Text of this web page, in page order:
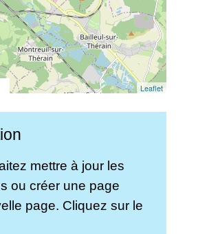
Leaflet
mettre à jour les
ou créer une page
page. Cliquez sur le